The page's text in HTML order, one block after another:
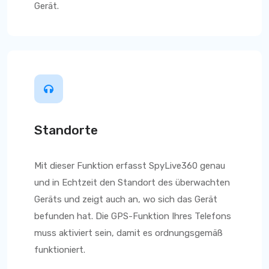
Gerät.
Standorte
Mit dieser Funktion erfasst SpyLive360 genau
und in Echtzeit den Standort des überwachten
Geräts und zeigt auch an, wo sich das Gerät
befunden hat. Die GPS-Funktion Ihres Telefons
muss aktiviert sein, damit es ordnungsgemäß
funktioniert.